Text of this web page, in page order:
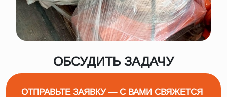
ОБСУДИТЬ ЗАДАЧУ
ОТПРАВЬТЕ ЗАЯВКУ — С ВАМИ СВЯЖЕТСЯ